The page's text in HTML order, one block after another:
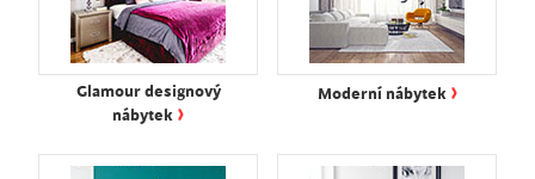
Glamour designový
nábytek ›
Moderní nábytek ›